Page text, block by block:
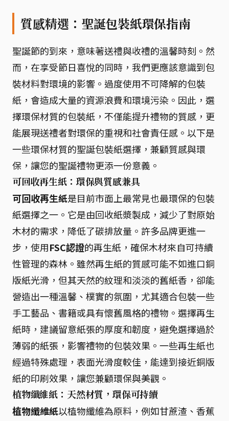
質感精選：聖誕包裝紙環保指南
聖誕節的到來，意味著送禮與收禮的溫馨時刻。然
而，在享受節日喜悅的同時，我們更應該意識到包
裝材料對環境的影響。過度使用不可降解的包裝
紙，會造成大量的資源浪費和環境污染。因此，選
擇環保材質的包裝紙，不僅能提升禮物的質感，更
能展現送禮者對環保的重視和社會責任感。以下是
一些環保材質的聖誕包裝紙選擇，兼顧質感與環
保，讓您的聖誕禮物更添一份意義。
可回收再生紙：環保與質感兼具
可回收再生紙是目前市面上最常見也最環保的包裝
紙選擇之一。它是由回收紙漿製成，減少了對原始
木材的需求，降低了碳排放量。許多品牌更進一
步，使用FSC認證的再生紙，確保木材來自可持續
性管理的森林。雖然再生紙的質感可能不如進口銅
版紙光滑，但其天然的紋理和淡淡的舊紙香，卻能
營造出一種溫馨、樸實的氛圍，尤其適合包裝一些
手工藝品、書籍或具有懷舊風格的禮物。選擇再生
紙時，建議留意紙張的厚度和韌度，避免選擇過於
薄弱的紙張，影響禮物的包裝效果。一些再生紙也
經過特殊處理，表面光滑度較佳，能達到接近銅版
紙的印刷效果，讓您兼顧環保與美觀。
植物纖維紙：天然材質，環保可持續
植物纖維紙以植物纖維為原料，例如甘蔗渣、香蕉